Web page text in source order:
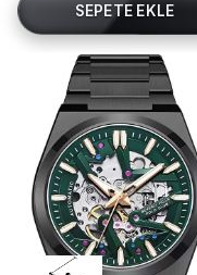
SEPETE EKLE